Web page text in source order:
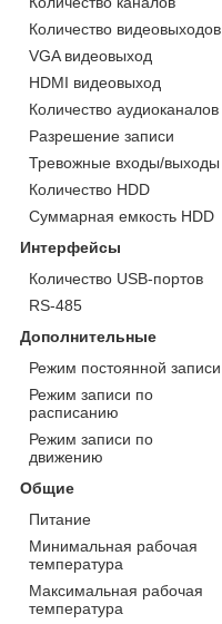
Количество видеовыходов
VGA видеовыход
HDMI видеовыход
Количество аудиоканалов
Разрешение записи
Тревожные входы/выходы
Количество HDD
Суммарная емкость HDD
Интерфейсы
Количество USB-портов
RS-485
Дополнительные
Режим постоянной записи
Режим записи по
расписанию
Режим записи по
движению
Общие
Питание
Минимальная рабочая
температура
Максимальная рабочая
температура